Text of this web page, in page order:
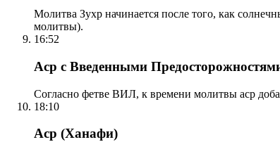
Молитва Зухр начинается после того, как
молитвы).
16:52
Аср с Введенными
Согласно фетве ВИЛ, к времени молитвы аср
18:10
Аср (Ханафи)